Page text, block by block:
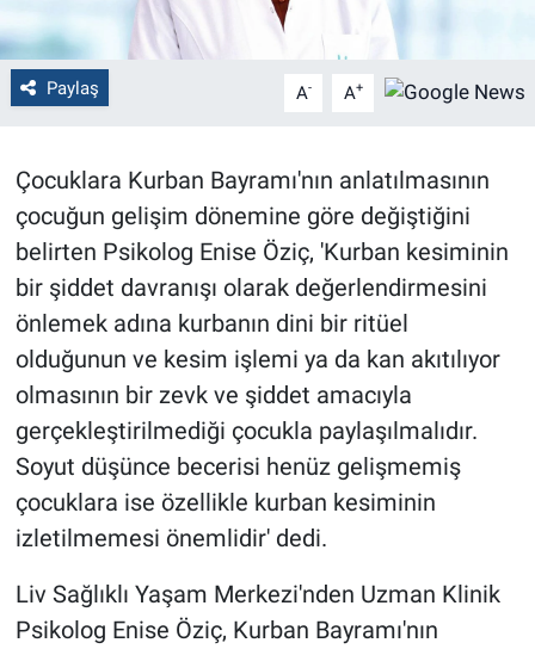
Paylaş A- A+
Çocuklara Kurban Bayramı'nın anlatılmasının
çocuğun gelişim dönemine göre değiştiğini
belirten Psikolog Enise Öziç, 'Kurban kesiminin
bir şiddet davranışı olarak değerlendirmesini
önlemek adına kurbanın dini bir ritüel
olduğunun ve kesim işlemi ya da kan akıtılıyor
olmasının bir zevk ve şiddet amacıyla
gerçekleştirilmediği çocukla paylaşılmalıdır.
Soyut düşünce becerisi henüz gelişmemiş
çocuklara ise özellikle kurban kesiminin
izletilmemesi önemlidir' dedi.
Liv Sağlıklı Yaşam Merkezi'nden Uzman Klinik
Psikolog Enise Öziç, Kurban Bayramı'nın
Bilim ve Teknoloji